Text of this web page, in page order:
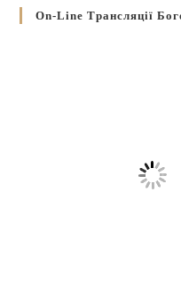
On-Line Трансляції